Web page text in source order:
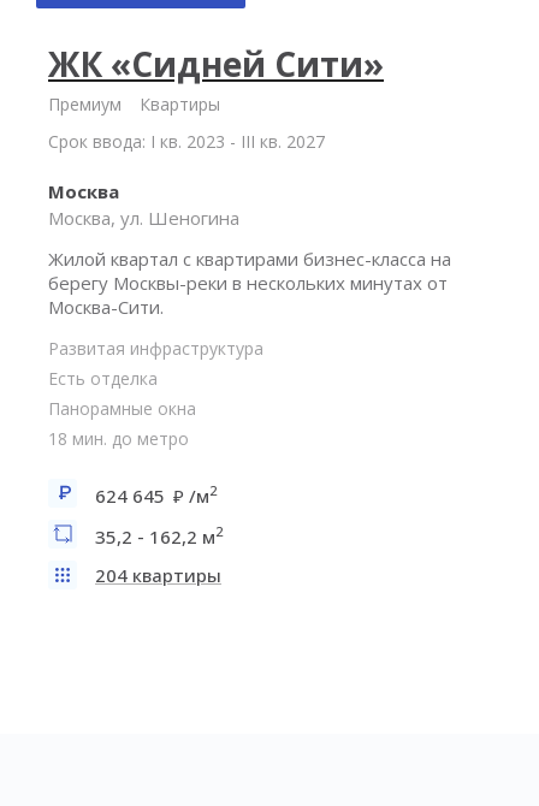
ЖК «Сидней Сити»
Премиум
Квартиры
Срок ввода: I кв. 2023 - III кв. 2027
Москва
Москва, ул. Шеногина
Жилой квартал с квартирами бизнес-класса на
берегу Москвы-реки в нескольких минутах от
Москва-Сити.
Развитая инфраструктура
Есть отделка
Панорамные окна
18 мин. до метро
624 645 /м2
35,2 - 162,2 м2
204 квартиры